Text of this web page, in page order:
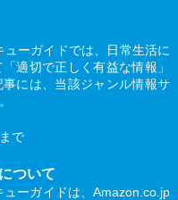
ーガイドでは、日常生活に
適切で正しく有益な情報」
には、当該ジャンル情報サ
まで
ついて
ーガイドは、Amazon.co.jp